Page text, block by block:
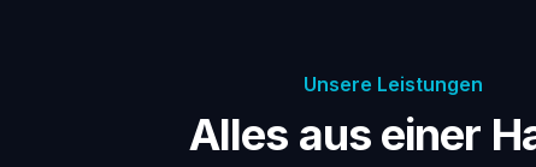
Unsere Leistungen
Alles aus einer